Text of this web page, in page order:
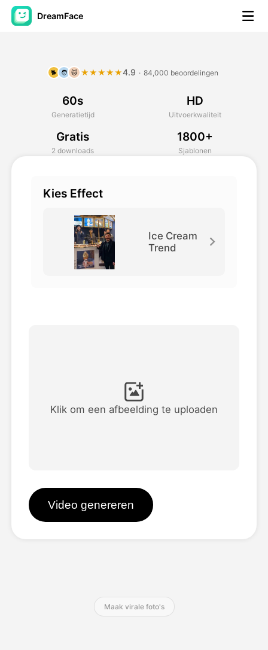
DreamFace
Avatar Video
AI Video
Foto van AI
Andere instrumenten
Bekijk alle sjablonen
Blog
🐕 🧑 🐱 ★★★★★4.9 · 84,000 beoordelingen
60s
Generatietijd
HD
Uitvoerkwaliteit
Gratis
2 downloads
1800+
Sjablonen
Kies Effect
Ice Cream
Trend
Klik om een afbeelding te uploaden
Video genereren
Maak virale foto's